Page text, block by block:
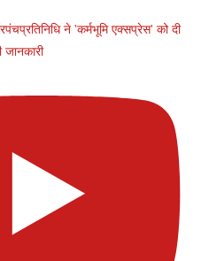
ने 'कर्मभूमि एक्सप्रेस' को दी
जानकारी